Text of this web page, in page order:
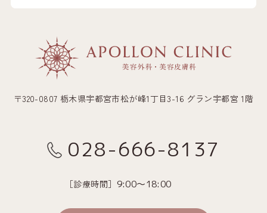
施術概要
貴族ヒアルロン酸1cc：ヒアルロン酸を注入し、へこみを改善
する施術です。
費用
リスク・副作用
〒320-0807 栃木県宇都宮市松が峰1丁目3-16 グラン宇都宮 1階
028-666-8137
［診療時間］ 9:00～18:00